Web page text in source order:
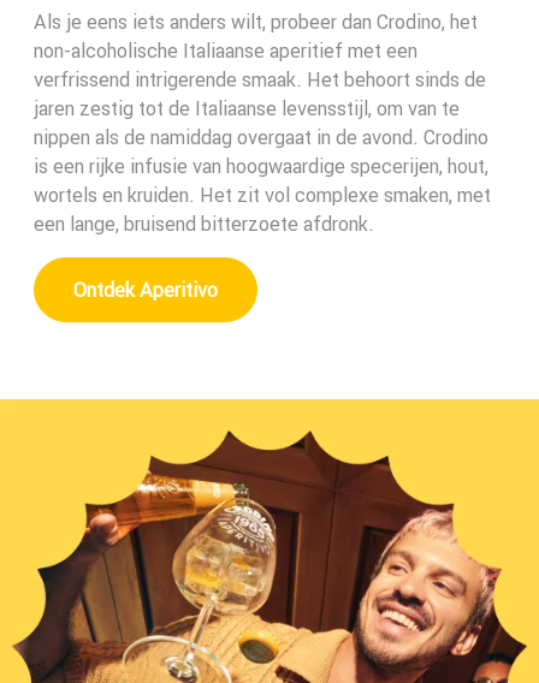
Als je eens iets anders wilt, probeer dan Crodino, het
non-alcoholische Italiaanse aperitief met een
verfrissend intrigerende smaak. Het behoort sinds de
jaren zestig tot de Italiaanse levensstijl, om van te
nippen als de namiddag overgaat in de avond. Crodino
is een rijke infusie van hoogwaardige specerijen, hout,
wortels en kruiden. Het zit vol complexe smaken, met
een lange, bruisend bitterzoete afdronk.
Ontdek Aperitivo